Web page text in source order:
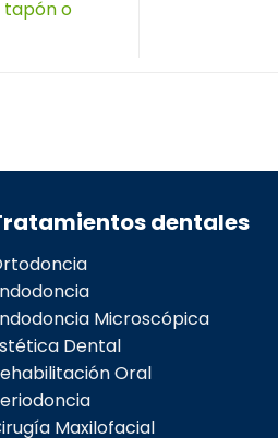
tapón o
dentales
Microscópica
Dental
Oral
Maxilofacial